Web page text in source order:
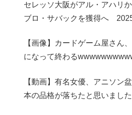
セレッソ大阪がアル・アハリ
ブロ・サバックを獲得へ
【画像】カードゲーム屋さん
になって終わる
【動画】有名女優、アニソン
本の品格が落ちたと思いました